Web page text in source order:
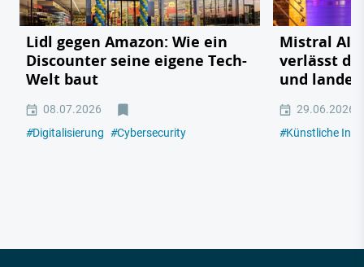
Lidl gegen Amazon: Wie ein
Discounter seine eigene Tech-
Welt baut
08.07.2026
#Digitalisierung #Cybersecurity
Mistral AI:
verlässt
und landet
29.06.2026
#Künstliche